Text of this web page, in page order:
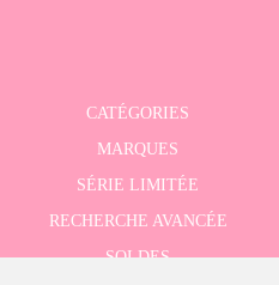
CATÉGORIES
MARQUES
SÉRIE LIMITÉE
RECHERCHE AVANCÉE
SOLDES